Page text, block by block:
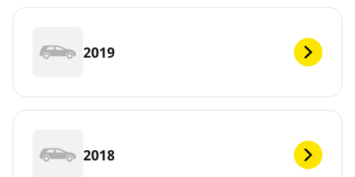
2019
2018